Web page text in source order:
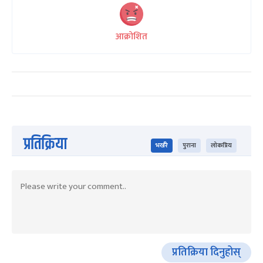
आक्रोशित
प्रतिक्रिया भर्खरै पुराना लोकप्रिय
प्रतिक्रिया दिनुहोस्